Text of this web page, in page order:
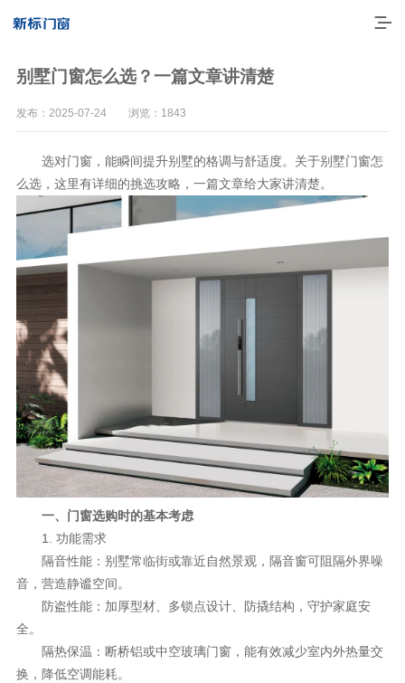
高端门窗
一体化产品
门窗实力派
理想生活
新视界
加盟合作
品牌资讯
新标铝业
别墅门窗怎么选？一篇文章讲清楚
发布：2025-07-24 浏览：1843
选对门窗，能瞬间提升别墅的格调与舒适度。关于别墅门窗怎
么选，这里有详细的挑选攻略，一篇文章给大家讲清楚。
一、门窗选购时的基本考虑
1. 功能需求
隔音性能：别墅常临街或靠近自然景观，隔音窗可阻隔外界噪
音，营造静谧空间。
防盗性能：加厚型材、多锁点设计、防撬结构，守护家庭安
全。
隔热保温：断桥铝或中空玻璃门窗，能有效减少室内外热量交
换，降低空调能耗。